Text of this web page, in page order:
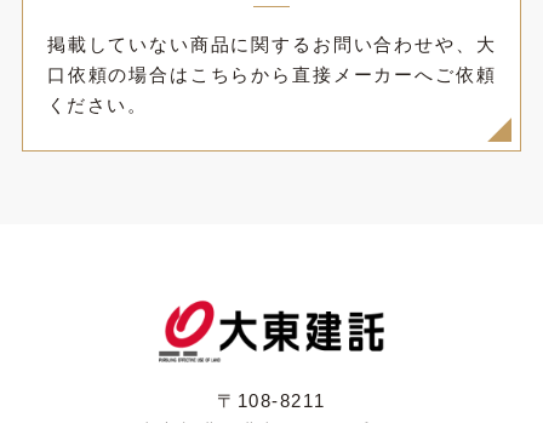
掲載していない商品に関するお問い合わせや、大
口依頼の場合はこちらから直接メーカーへご依頼
ください。
〒108-8211